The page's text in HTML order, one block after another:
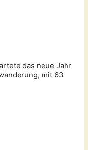
das neue Jahr
mit 63